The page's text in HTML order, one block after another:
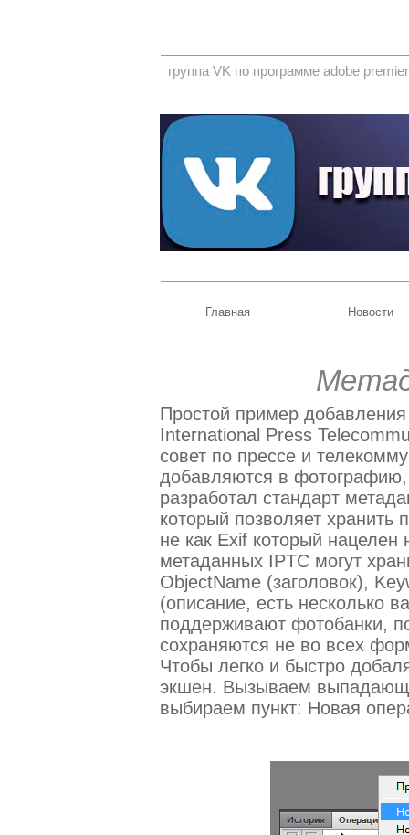
группа VK по программе adobe
Главная Новости
Простой пример
International Press
совет по прессе и
добавляются в
разработал стандарт
который позволяет
не как Exif который
метаданных IPTC могут
ObjectName (заголовок),
(описание, есть несколько
поддерживают фотобанки,
сохраняются не во всех
Чтобы легко и быстро
экшен. Вызываем
выбираем пункт: Новая